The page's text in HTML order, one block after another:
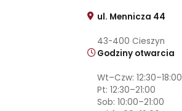
ul. Mennicza 44
43-400 Cieszyn
Godziny otwarcia
Wt–Czw: 12:30–18:00
Pt: 12:30–21:00
Sob: 10:00–21:00